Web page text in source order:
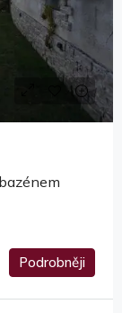
Podrobněji